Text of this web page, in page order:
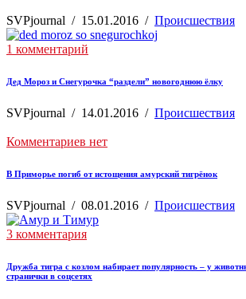
SVPjournal / 15.01.2016 / Происшествия
1 комментарий
Дед Мороз и Снегурочка “раздели” новогоднюю ёлку
SVPjournal / 14.01.2016 / Происшествия
Комментариев нет
В Приморье погиб от истощения амурский тигрёнок
SVPjournal / 08.01.2016 / Происшествия
3 комментария
Дружба тигра с козлом набирает популярность – у
странички в соцсетях